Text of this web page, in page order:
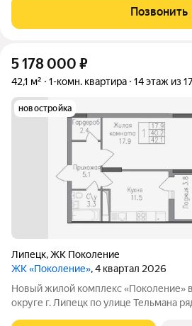
продажа, все документы
сделка пройдет быстро и без
Позвонить
5 178 000 ₽
42,1 м² 1-комн. квартира 14 этаж из
новостройка
Липецк,ЖК Поколение
ЖК «Поколение», 4 квартал 2026
Новый жилой комплекс «Поколение»
округе г. Липецк по улице Тельмана